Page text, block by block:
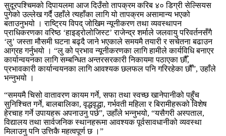
सुदूरपश्चिमको दिपायलमा आज दिउँसो तापक्रम करिब ४० डिग्री सेल्सियस
पुगेको उल्लेख गर्दै उहाँले त्यहाँका लागि यो तापक्रम असामान्य भएको
बताउनुभयो । राष्ट्रिय विपद् जोखिम न्यूनीकरण तथा व्यवस्थापन
प्राधिकरणका वरिष्ठ ‘हाइड्रोलोजिस्ट’ राजेन्द्र शर्माले जलवायु परिवर्तनसँगै
‘लु’ जस्ता मौसमी घटना बढ्दै जाने भएकाले समयमै तयारी र सचेतना बढाउन
आग्रह गर्नुभयो । “लु को प्रभाव न्यूनीकरणका लागि हामीले कार्यविधि बनाएर
कार्यान्वयनका लागि सम्बन्धित अन्तरसरकारी निकायमा पठाएका छौँ,
प्रभावकारी कार्यान्वयनका लागि आवश्यक छलफल पनि गरिरहेका छौँ”, उहाँले
भन्नुभयो ।
“समयमै चिसो वातावरण कायम गर्ने, सफा तथा स्वच्छ खानेपानीको पहुँच
सुनिश्चित गर्ने, बालबालिका, वृद्धवृद्धा, गर्भवती महिला र बिरामीहरूको विशेष
हेरचाह गर्ने उपायहरू अपनाउनु पर्छ”, उहाँले भन्नुभयो, “यसैगरी अस्पताल,
विद्यालय तथा सार्वजनिक स्थानहरूमा आवश्यक पूर्वसावधानीको व्यवस्था
मिलाउनु पनि उत्तिकै महत्वपूर्ण छ ।”